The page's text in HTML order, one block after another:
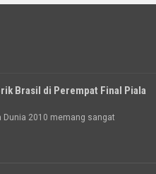
Brasil di Perempat Final Piala
Dunia 2010 memang sangat